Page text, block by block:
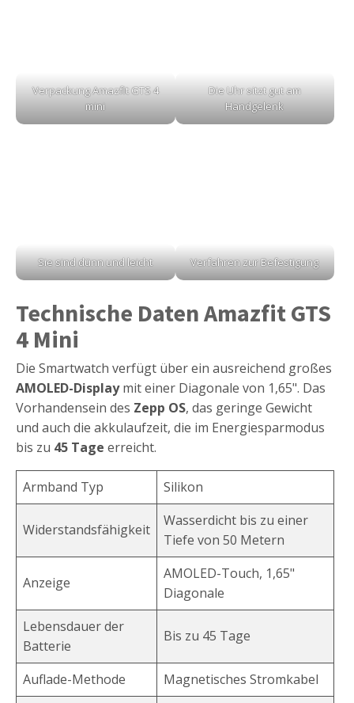
Verpackung Amazfit GTS 4
mini
Die Uhr sitzt gut am
Handgelenk
Sie sind dünn und leicht Verfahren zur Befestigung
Technische Daten Amazfit GTS
4 Mini
Die Smartwatch verfügt über ein ausreichend großes
AMOLED-Displaymit einer Diagonale von 1,65". Das
Vorhandensein des Zepp OS, das geringe Gewicht
und auch die akkulaufzeit, die im Energiesparmodus
bis zu 45 Tage erreicht.
Armband Typ Silikon
Widerstandsfähigkeit
Wasserdicht bis zu einer
Tiefe von 50 Metern
Anzeige
AMOLED-Touch, 1,65"
Diagonale
Lebensdauer der
Batterie
Bis zu 45 Tage
Auflade-Methode
Magnetisches Stromkabel